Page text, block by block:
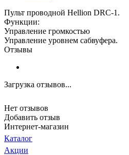
Пульт проводной Hellion DRC-1.
Функции:
Управление громкостью
Управление уровнем сабвуфера.
Отзывы
Загрузка отзывов...
Нет отзывов
Добавить отзыв
Интернет-магазин
Каталог
Акции